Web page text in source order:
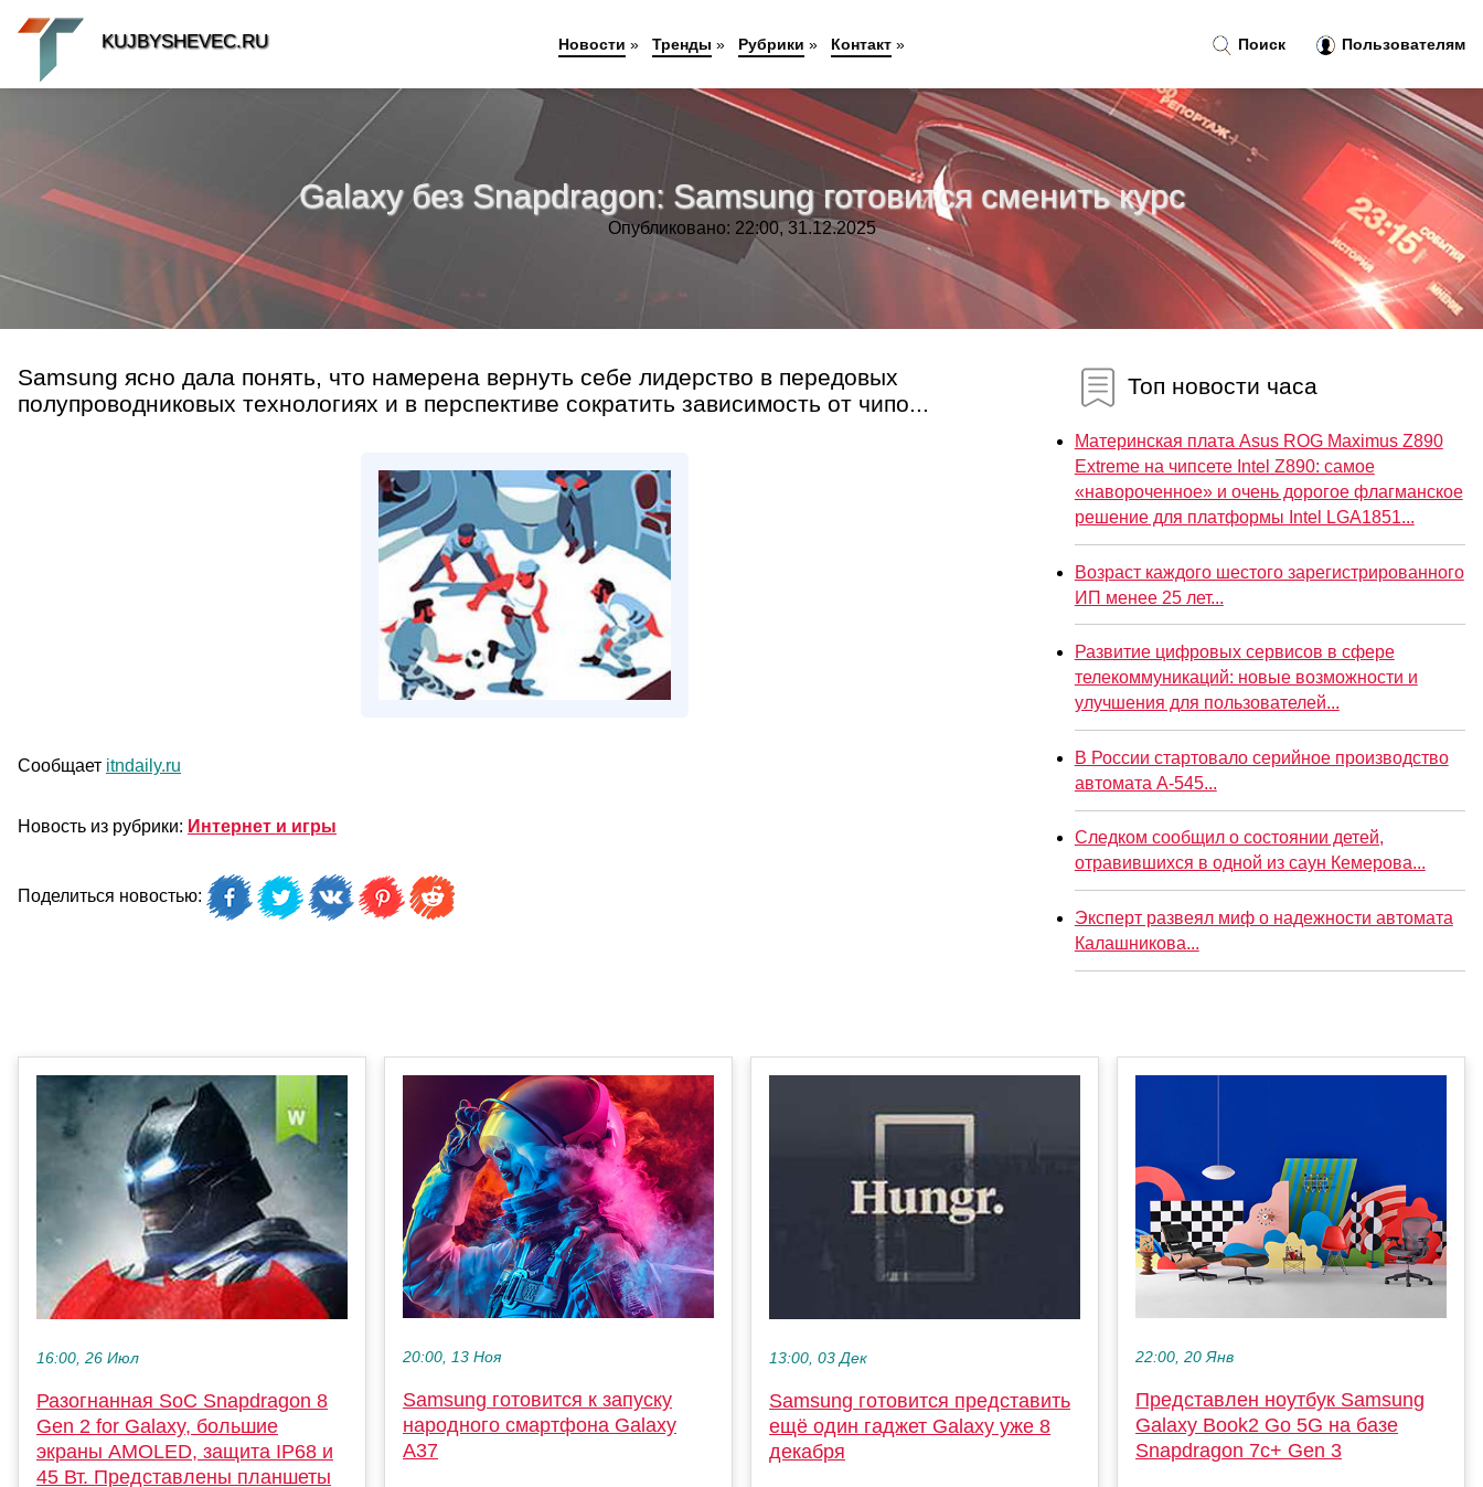
Galaxy без Snapdragon: Samsung готовится сменить курс
Опубликовано: 22:00, 31.12.2025
Samsung ясно дала понять, что намерена вернуть себе лидерство в передовых
полупроводниковых технологиях и в перспективе сократить зависимость от чипо...
Сообщает itndaily.ru
Новость из рубрики: Интернет и игры
Поделиться новостью:
Топ новости часа
Материнская плата Asus ROG Maximus Z890
Extreme на чипсете Intel Z890: самое
«навороченное» и очень дорогое флагманское
решение для платформы Intel LGA1851...
Возраст каждого шестого зарегистрированного
ИП менее 25 лет...
Развитие цифровых сервисов в сфере
телекоммуникаций: новые возможности и
улучшения для пользователей...
В России стартовало серийное производство
автомата А-545...
Следком сообщил о состоянии детей,
отравившихся в одной из саун Кемерова...
Эксперт развеял миф о надежности автомата
Калашникова...
16:00, 26 Июл
Разогнанная SoC Snapdragon 8
Gen 2 for Galaxy, большие
экраны AMOLED, защита IP68 и
45 Вт. Представлены планшеты
20:00, 13 Ноя
Samsung готовится к запуску
народного смартфона Galaxy
A37
13:00, 03 Дек
Samsung готовится представить
ещё один гаджет Galaxy уже 8
декабря
22:00, 20 Янв
Представлен ноутбук Samsung
Galaxy Book2 Go 5G на базе
Snapdragon 7c+ Gen 3
Поиск Пользователям
KUJBYSHEVEC.RU Новости » Тренды » Рубрики » Контакт»